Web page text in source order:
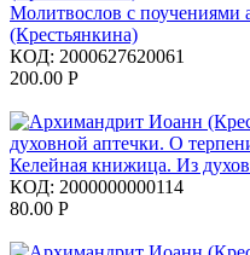
Молитвослов с поучениями
(Крестьянкина)
КОД: 2000627620061
200.00 Р
Келейная книжица. Из
КОД: 2000000000114
80.00 Р